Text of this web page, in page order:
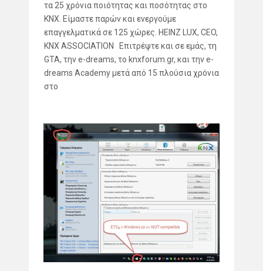
τα 25 χρόνια ποιότητας και ποσότητας στο
KNX. Είμαστε παρών και ενεργούμε
επαγγελματικά σε 125 χώρες. HEINZ LUX, CEO,
KNX ASSOCIATION Επιτρέψτε και σε εμάς, τη
GTA, την e-dreams, το knxforum.gr, και την e-
dreams Academy μετά από 15 πλούσια χρόνια
στο